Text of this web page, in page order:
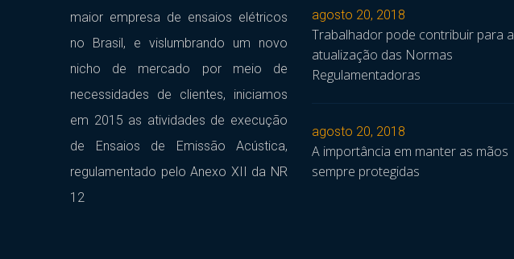
maior empresa de ensaios elétricos
no Brasil, e vislumbrando um novo
nicho de mercado por meio de
necessidades de clientes, iniciamos
em 2015 as atividades de execução
de Ensaios de Emissão Acústica,
regulamentado pelo Anexo XII da NR
12
agosto 20, 2018
Trabalhador pode contribuir para a
atualização das Normas
Regulamentadoras
agosto 20, 2018
A importância em manter as mãos
sempre protegidas